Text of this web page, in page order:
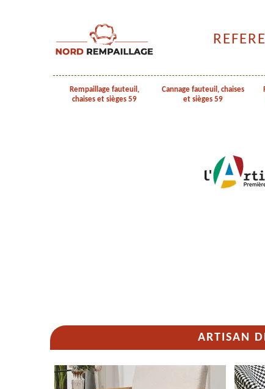
Rempaillage fauteuil,
chaises et sièges 59
Cannage fauteuil, chaises
et sièges 59
ARTISAN